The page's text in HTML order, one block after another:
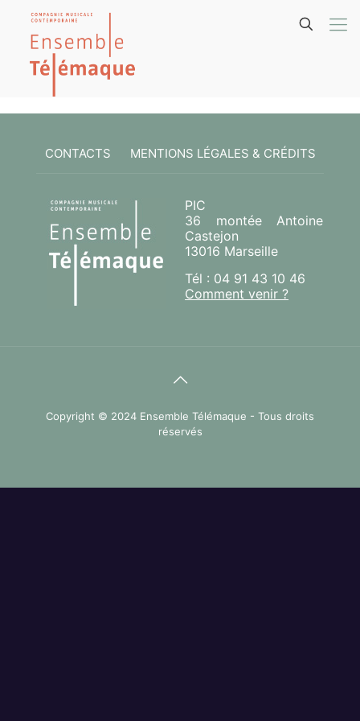
CONTACTS MENTIONS LÉGALES & CRÉDITS
PIC
36 montée Antoine
Castejon
13016 Marseille
Tél : 04 91 43 10 46
Comment venir ?
Copyright © 2024 Ensemble Télémaque - Tous droits
réservés